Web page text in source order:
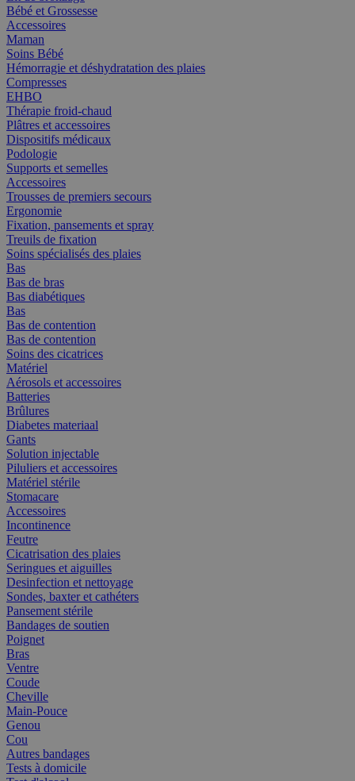
Bébé et Grossesse
Accessoires
Maman
Soins Bébé
Hémorragie et déshydratation des plaies
Compresses
EHBO
Thérapie froid-chaud
Plâtres et accessoires
Dispositifs médicaux
Podologie
Supports et semelles
Accessoires
Trousses de premiers secours
Ergonomie
Fixation, pansements et spray
Treuils de fixation
Soins spécialisés des plaies
Bas
Bas de bras
Bas diabétiques
Bas
Bas de contention
Bas de contention
Soins des cicatrices
Matériel
Aérosols et accessoires
Batteries
Brûlures
Diabetes materiaal
Gants
Solution injectable
Piluliers et accessoires
Matériel stérile
Stomacare
Accessoires
Incontinence
Feutre
Cicatrisation des plaies
Seringues et aiguilles
Desinfection et nettoyage
Sondes, baxter et cathéters
Pansement stérile
Bandages de soutien
Poignet
Bras
Ventre
Coude
Cheville
Main-Pouce
Genou
Cou
Autres bandages
Tests à domicile